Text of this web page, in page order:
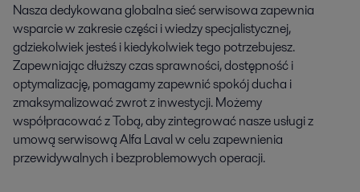
Nasza dedykowana globalna sieć serwisowa zapewnia
wsparcie w zakresie części i wiedzy specjalistycznej,
gdziekolwiek jesteś i kiedykolwiek tego potrzebujesz.
Zapewniając dłuższy czas sprawności, dostępność i
optymalizację, pomagamy zapewnić spokój ducha i
zmaksymalizować zwrot z inwestycji. Możemy
współpracować z Tobą, aby zintegrować nasze usługi z
umową serwisową Alfa Laval w celu zapewnienia
przewidywalnych i bezproblemowych operacji.